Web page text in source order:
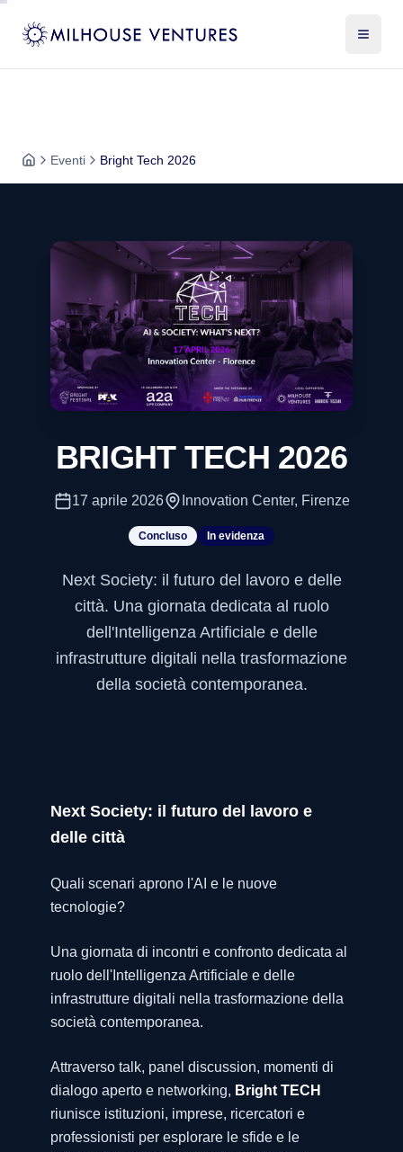
Eventi Bright Tech 2026
BRIGHT TECH 2026
17 aprile 2026 Innovation Center, Firenze
Concluso In evidenza
Next Society: il futuro del lavoro e delle
città. Una giornata dedicata al ruolo
dell'Intelligenza Artificiale e delle
infrastrutture digitali nella trasformazione
della società contemporanea.
Next Society: il futuro del lavoro e
delle città
Quali scenari aprono l'AI e le nuove
tecnologie?
Una giornata di incontri e confronto dedicata al
ruolo dell'Intelligenza Artificiale e delle
infrastrutture digitali nella trasformazione della
società contemporanea.
Attraverso talk, panel discussion, momenti di
dialogo aperto e networking, Bright TECH
riunisce istituzioni, imprese, ricercatori e
professionisti per esplorare le sfide e le